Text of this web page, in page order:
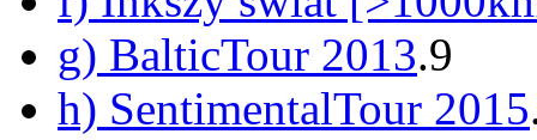
g) BalticTour 2013.9
h) SentimentalTour 2015